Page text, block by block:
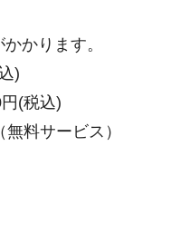
かります。
)
(税込)
料サービス）